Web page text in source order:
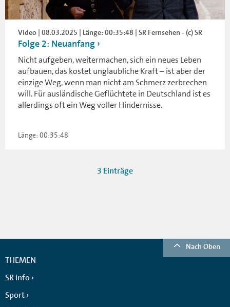
Video | 08.03.2025 | Länge: 00:35:48 | SR Fernsehen - (c) SR
Folge 2: Neuanfang
Nicht aufgeben, weitermachen, sich ein neues Leben
aufbauen, das kostet unglaubliche Kraft – ist aber der
einzige Weg, wenn man nicht am Schmerz zerbrechen
will. Für ausländische Geflüchtete in Deutschland ist es
allerdings oft ein Weg voller Hindernisse.
Länge: 00:35:48
3 Einträge
Nach Oben
THEMEN
SR info
Sport